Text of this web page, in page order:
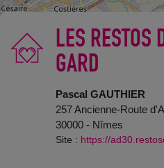
LES RESTOS
GARD
Pascal GAUTHIER
257 Ancienne-Route
30000 - Nîmes
Site : https://